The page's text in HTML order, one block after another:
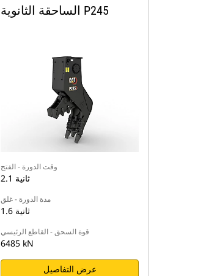
الساحقة الثانوية P245
وقت الدورة - الفتح
2.1 ثانية
مدة الدورة - غلق
1.6 ثانية
قوة السحق - القاطع الرئيسي
6485 kN
عرض التفاصيل